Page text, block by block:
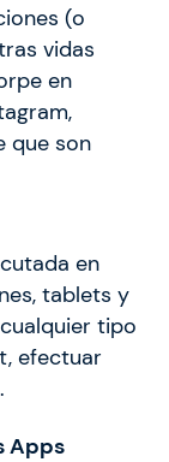
(o
vidas
en
que son
en
tablets y
tipo
efectuar
Apps